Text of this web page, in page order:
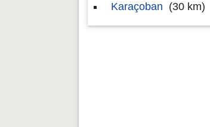
Karaçoban (30 km)